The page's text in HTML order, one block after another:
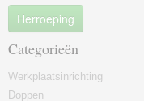
Herroeping
Categorieën
Werkplaatsinrichting
Doppen